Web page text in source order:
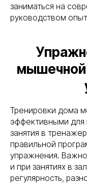
заниматься на
руководством
Тренировки дома
эффективными
занятия в
правильной
упражнения.
и при занятиях в
регулярность,